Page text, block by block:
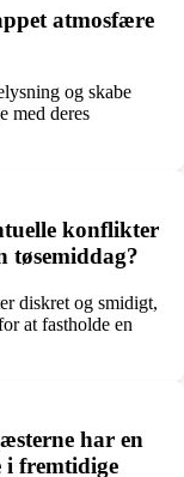
atmosfære
og skabe
med deres
konflikter
tøsemiddag?
diskret og smidigt,
at fastholde en
har en
i fremtidige